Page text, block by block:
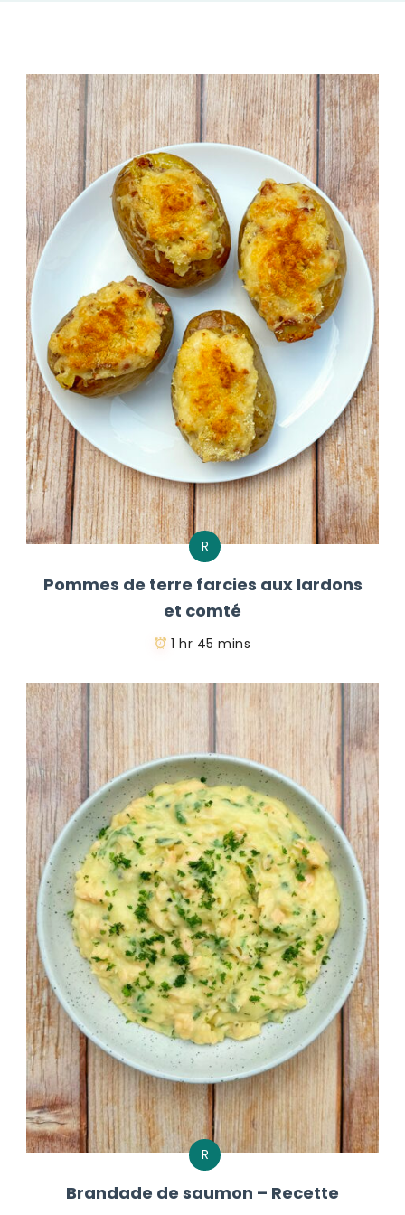
R
Pommes de terre farcies aux lardons
et comté
1 hr 45 mins
R
Brandade de saumon – Recette